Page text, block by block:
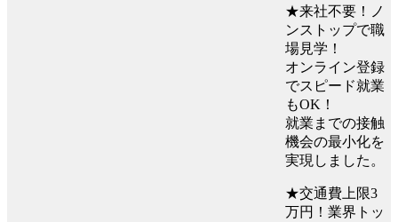
★来社不要！ノ
ンストップで職
場見学！
オンライン登録
でスピード就業
もOK！
就業までの接触
機会の最小化を
実現しました。
★交通費上限3
万円！業界トッ